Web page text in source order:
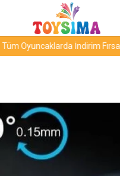
Tüm Oyuncaklarda İndirim Fırsatı